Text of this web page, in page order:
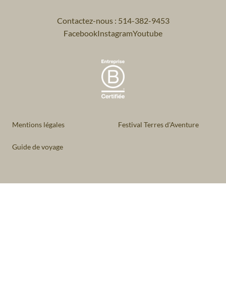
Contactez-nous : 514-382-9453
FacebookInstagramYoutube
Mentions légales Festival Terres d'Aventure
Guide de voyage